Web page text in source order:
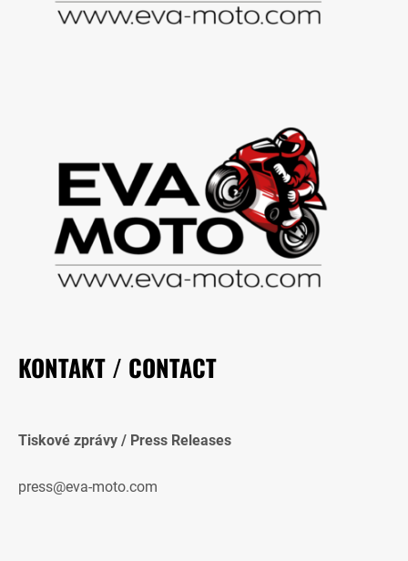
KONTAKT / CONTACT
Tiskové zprávy / Press Releases
press@eva-moto.com